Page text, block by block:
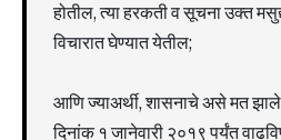
होतील, त्या हरकती व सूचना उक्त
विचारात घेण्यात येतील;
आणि ज्याअर्थी, शासनाचे असे मत
दिनांक १ जानेवारी २०१९ पर्यंत